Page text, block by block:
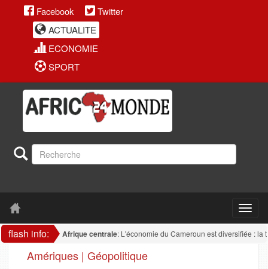
Facebook
Twitter
ACTUALITE
ECONOMIE
SPORT
flash info:Afrique centrale: L'économie du Cameroun est diversifiée : la
Amériques | Géopolitique